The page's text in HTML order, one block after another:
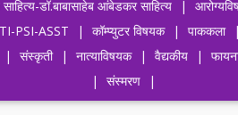
डॉ.बाबासाहेब आंबेडकर साहित्य |
PSI-ASST | कॉम्प्युटर विषयक | पाककला |
| संस्कृती | नात्याविषयक | वैद्यकीय |
|
संस्मरण |